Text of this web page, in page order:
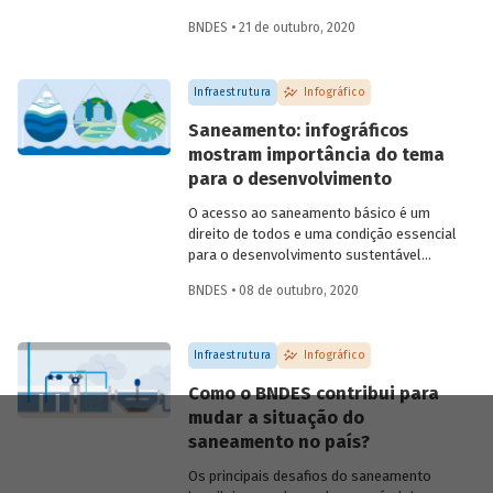
aprovado este ano, e sobre a contribuição
melhorar a qualidades dos serviços no
país.
BNDES • 21 de outubro, 2020
Infraestrutura Infográfico
Saneamento: infográficos
mostram importância do tema
para o desenvolvimento
O acesso ao saneamento básico é um
direito de todos e uma condição essencial
para o desenvolvimento sustentável
importância do tema, preparamos uma
abordando conceitos, situação atual do
país, impactos para população e meio
universalização dos serviços.
BNDES • 08 de outubro, 2020
Infraestrutura Infográfico
Como o BNDES contribui para
mudar a situação do
saneamento no país?
Os principais desafios do saneamento